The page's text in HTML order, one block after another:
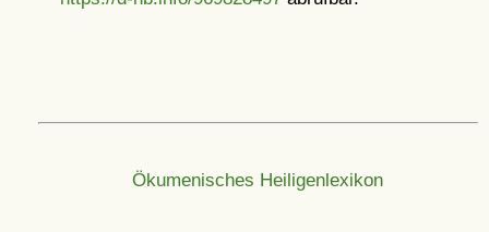
Ökumenisches Heiligenlexikon